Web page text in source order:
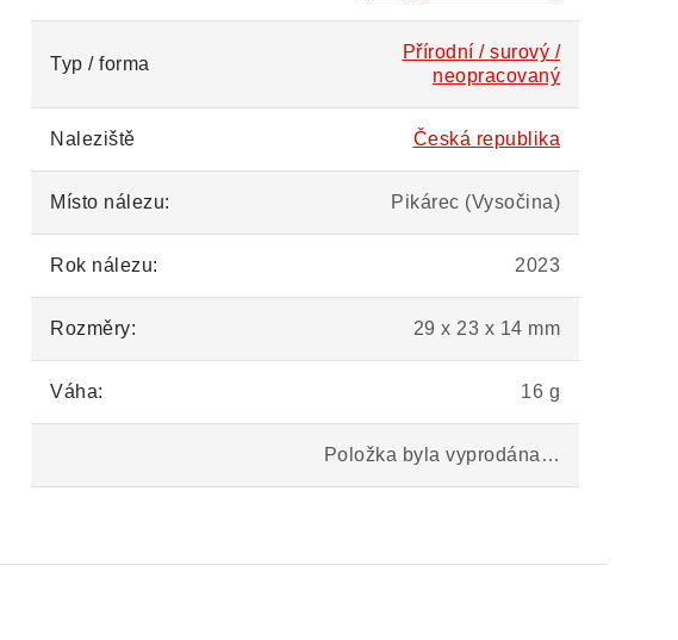
Typ / forma
Přírodní / surový /
neopracovaný
Naleziště Česká republika
Místo nálezu: Pikárec (Vysočina)
Rok nálezu: 2023
Rozměry: 29 x 23 x 14 mm
Váha: 16 g
Položka byla vyprodána…